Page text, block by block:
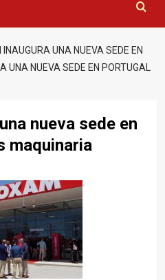
INAUGURA UNA NUEVA SEDE EN
UNA NUEVA SEDE EN PORTUGAL
nueva sede en
maquinaria